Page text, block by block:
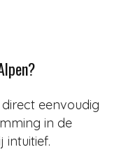
eenvoudig
in de
intuitief.